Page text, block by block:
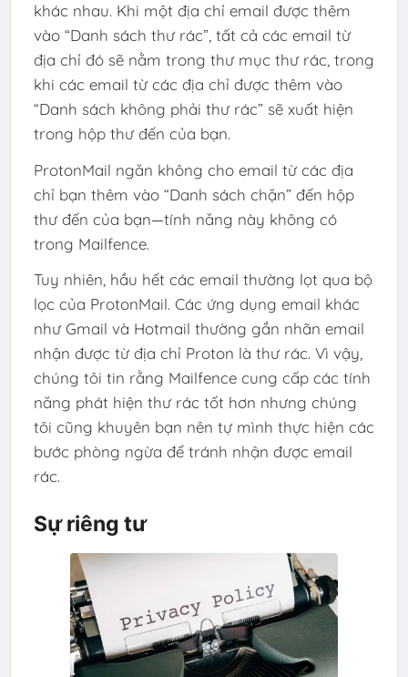
khác nhau. Khi một địa chỉ email được thêm
vào “Danh sách thư rác”, tất cả các email từ
địa chỉ đó sẽ nằm trong thư mục thư rác, trong
khi các email từ các địa chỉ được thêm vào
“Danh sách không phải thư rác” sẽ xuất hiện
trong hộp thư đến của bạn.
ProtonMail ngăn không cho email từ các địa
chỉ bạn thêm vào “Danh sách chặn” đến hộp
thư đến của bạn—tính năng này không có
trong Mailfence.
Tuy nhiên, hầu hết các email thường lọt qua bộ
lọc của ProtonMail. Các ứng dụng email khác
như Gmail và Hotmail thường gắn nhãn email
nhận được từ địa chỉ Proton là thư rác. Vì vậy,
chúng tôi tin rằng Mailfence cung cấp các tính
năng phát hiện thư rác tốt hơn nhưng chúng
tôi cũng khuyên bạn nên tự mình thực hiện các
bước phòng ngừa để tránh nhận được email
rác.
Sự riêng tư